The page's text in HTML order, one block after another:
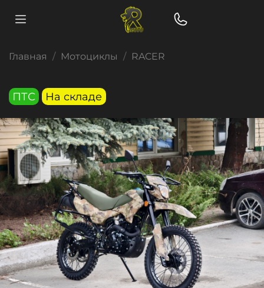
Главная Мотоциклы RACER
ПТС На складе